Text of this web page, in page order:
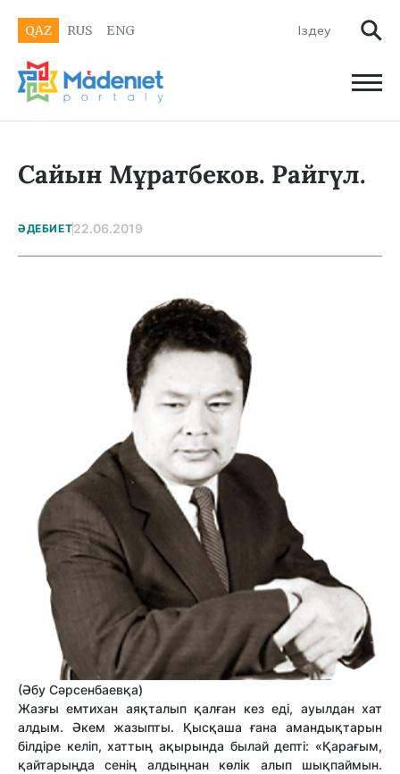
QAZ RUS ENG
Сайын Мұратбеков. Райгүл.
ӘДЕБИЕТ22.06.2019
(Әбу Сәрсенбаевқа)
Жазғы емтихан аяқталып қалған кез еді, ауылдан хат
алдым. Әкем жазыпты. Қысқаша ғана амандықтарын
білдіре келіп, хаттың ақырында былай депті: «Қарағым,
қайтарыңда сенің алдыңнан көлік алып шықпаймын.